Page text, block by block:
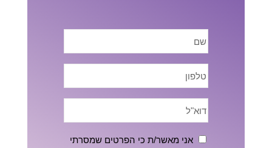
אני מאשר/ת כי הפרטים שמסרתי